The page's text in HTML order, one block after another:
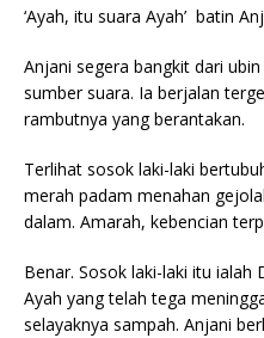
‘Ayah, itu suara Ayah’ batin
Anjani segera bangkit dari
sumber suara. Ia berjalan
rambutnya yang berantakan.
Terlihat sosok laki-laki
merah padam menahan
dalam. Amarah, kebencian
Benar. Sosok laki-laki itu ialah
Ayah yang telah tega
selayaknya sampah. Anjani